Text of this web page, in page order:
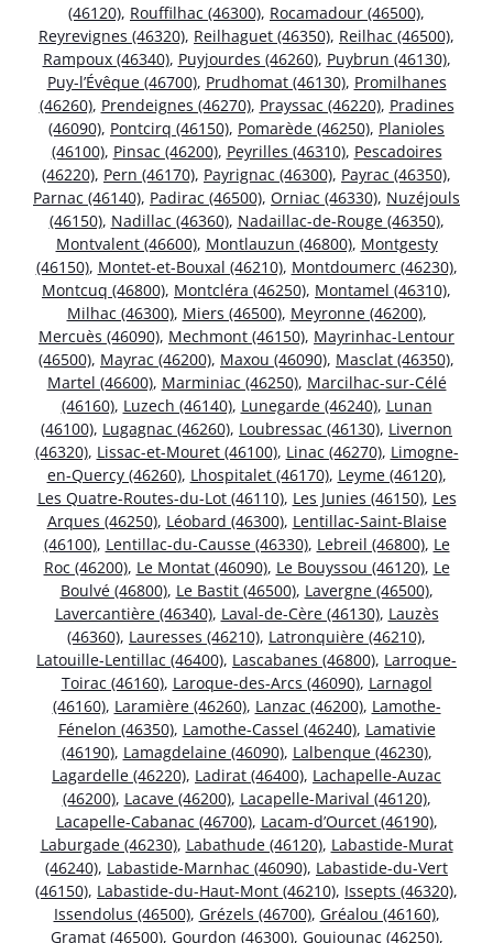
(46120), Rouffilhac (46300), Rocamadour (46500),
Reyrevignes (46320), Reilhaguet (46350), Reilhac (46500),
Rampoux (46340), Puyjourdes (46260), Puybrun (46130),
Puy-l’Évêque (46700), Prudhomat (46130), Promilhanes
(46260), Prendeignes (46270), Prayssac (46220), Pradines
(46090), Pontcirq (46150), Pomarède (46250), Planioles
(46100), Pinsac (46200), Peyrilles (46310), Pescadoires
(46220), Pern (46170), Payrignac (46300), Payrac (46350),
Parnac (46140), Padirac (46500), Orniac (46330), Nuzéjouls
(46150), Nadillac (46360), Nadaillac-de-Rouge (46350),
Montvalent (46600), Montlauzun (46800), Montgesty
(46150), Montet-et-Bouxal (46210), Montdoumerc (46230),
Montcuq (46800), Montcléra (46250), Montamel (46310),
Milhac (46300), Miers (46500), Meyronne (46200),
Mercuès (46090), Mechmont (46150), Mayrinhac-Lentour
(46500), Mayrac (46200), Maxou (46090), Masclat (46350),
Martel (46600), Marminiac (46250), Marcilhac-sur-Célé
(46160), Luzech (46140), Lunegarde (46240), Lunan
(46100), Lugagnac (46260), Loubressac (46130), Livernon
(46320), Lissac-et-Mouret (46100), Linac (46270), Limogne-
en-Quercy (46260), Lhospitalet (46170), Leyme (46120),
Les Quatre-Routes-du-Lot (46110), Les Junies (46150), Les
Arques (46250), Léobard (46300), Lentillac-Saint-Blaise
(46100), Lentillac-du-Causse (46330), Lebreil (46800), Le
Roc (46200), Le Montat (46090), Le Bouyssou (46120), Le
Boulvé (46800), Le Bastit (46500), Lavergne (46500),
Lavercantière (46340), Laval-de-Cère (46130), Lauzès
(46360), Lauresses (46210), Latronquière (46210),
Latouille-Lentillac (46400), Lascabanes (46800), Larroque-
Toirac (46160), Laroque-des-Arcs (46090), Larnagol
(46160), Laramière (46260), Lanzac (46200), Lamothe-
Fénelon (46350), Lamothe-Cassel (46240), Lamativie
(46190), Lamagdelaine (46090), Lalbenque (46230),
Lagardelle (46220), Ladirat (46400), Lachapelle-Auzac
(46200), Lacave (46200), Lacapelle-Marival (46120),
Lacapelle-Cabanac (46700), Lacam-d’Ourcet (46190),
Laburgade (46230), Labathude (46120), Labastide-Murat
(46240), Labastide-Marnhac (46090), Labastide-du-Vert
(46150), Labastide-du-Haut-Mont (46210), Issepts (46320),
Issendolus (46500), Grézels (46700), Gréalou (46160),
Gramat (46500), Gourdon (46300), Goujounac (46250),